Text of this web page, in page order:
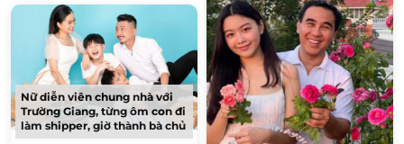
Nữ diễn viên chung nhà với
Trường Giang, từng ôm con đi
làm shipper, giờ thành bà chủ